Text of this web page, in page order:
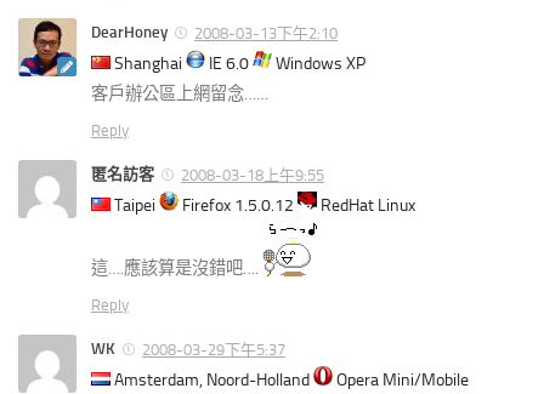
DearHoney 2008-03-13下午2:10
Shanghai IE 6.0
Windows XP
客戶辦公區上網留念……
Reply
匿名訪客 2008-03-18上午9:55
Taipei Firefox 1.5.0.12 RedHat Linux
這….應該算是沒錯吧….
Reply
WK 2008-03-29下午5:37
Amsterdam, Noord-Holland
Opera Mini/Mobile